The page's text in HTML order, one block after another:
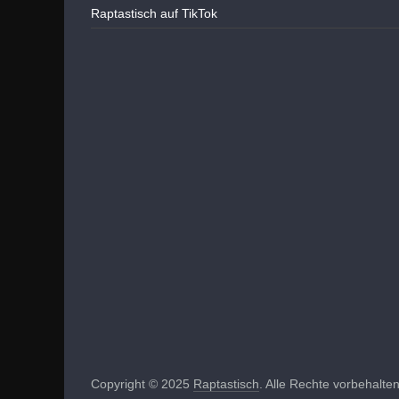
Raptastisch auf TikTok
Copyright © 2025 Raptastisch . Alle Rechte